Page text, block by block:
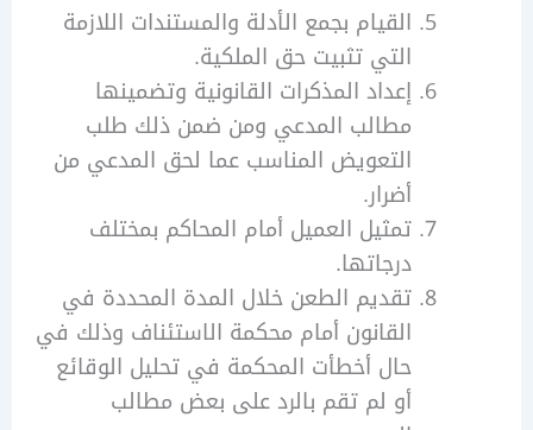
القيام بجمع الأدلة والمستندات اللازمة
التي تثبيت حق الملكية.
إعداد المذكرات القانونية وتضمينها
مطالب المدعي ومن ضمن ذلك طلب
التعويض المناسب عما لحق المدعي من
تمثيل العميل أمام المحاكم بمختلف
تقديم الطعن خلال المدة المحددة في
القانون أمام محكمة الاستئناف وذلك في
حال أخطأت المحكمة في تحليل الوقائع
أو لم تقم بالرد على بعض مطالب